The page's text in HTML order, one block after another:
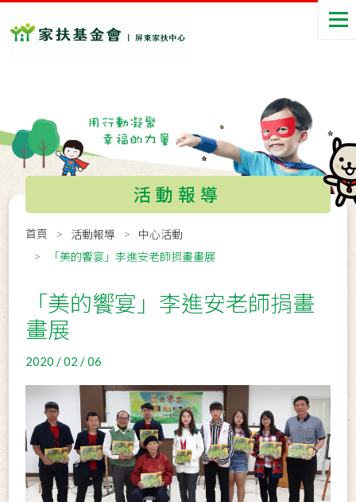
活動報導
首頁 活動報導
中心活動
「美的饗宴」李進安老師捐畫畫展
「美的饗宴」李進安老師捐畫
畫展
2020 / 02 / 06